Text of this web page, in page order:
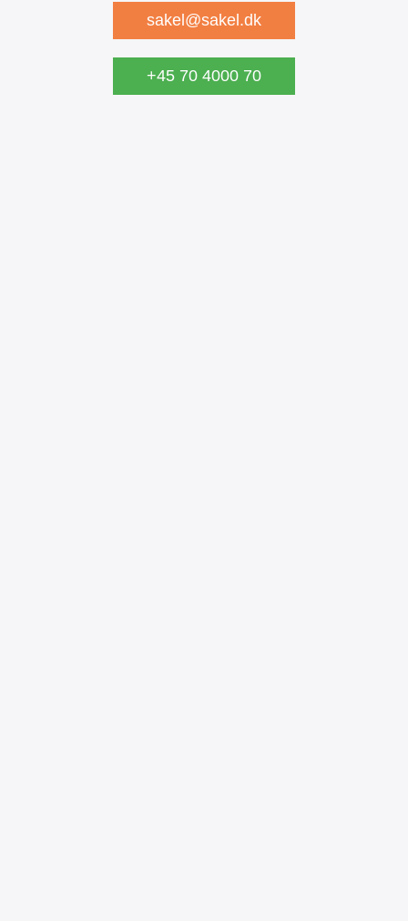
sakel@sakel.dk
+45 70 4000 70